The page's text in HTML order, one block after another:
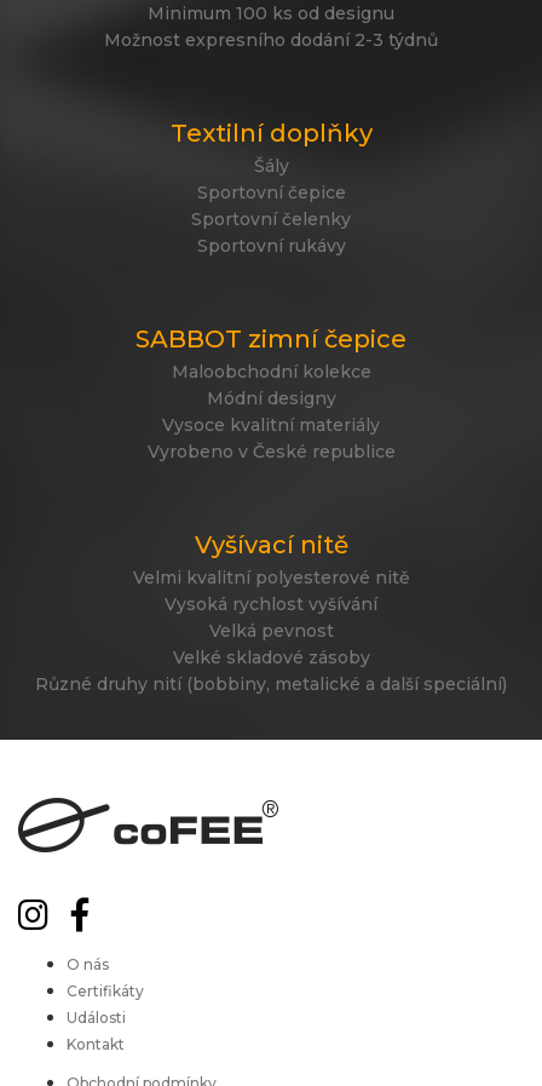
Minimum 100 ks od designu
Možnost expresního dodání 2-3 týdnů
Textilní doplňky
Šály
Sportovní čepice
Sportovní čelenky
Sportovní rukávy
SABBOT zimní čepice
Maloobchodní kolekce
Módní designy
Vysoce kvalitní materiály
Vyrobeno v České republice
Vyšívací nitě
Velmi kvalitní polyesterové nitě
Vysoká rychlost vyšívání
Velká pevnost
Velké skladové zásoby
Různé druhy nití (bobbiny, metalické a další speciální)
O nás
Certifikáty
Události
Kontakt